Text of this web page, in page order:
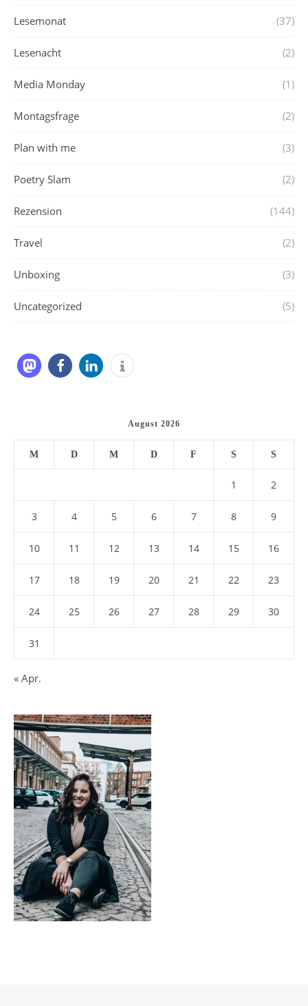
Lesemonat (37)
Lesenacht (2)
Media Monday (1)
Montagsfrage (2)
Plan with me (3)
Poetry Slam (2)
Rezension (144)
Travel (2)
Unboxing (3)
Uncategorized (5)
August 2026
M D M D F S S
1 2
3 4 5 6 7 8 9
10 11 12 13 14 15 16
17 18 19 20 21 22 23
24 25 26 27 28 29 30
31
« Apr.